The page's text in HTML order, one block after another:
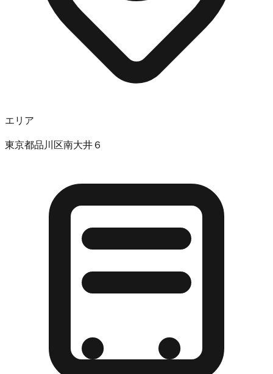
エリア
東京都品川区南大井６